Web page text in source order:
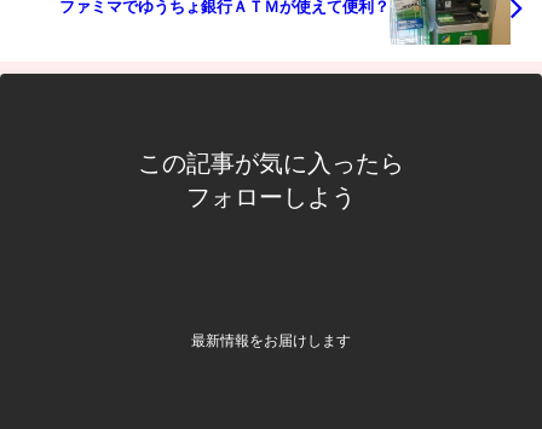
ファミマでゆうちょ銀行ＡＴＭが使えて便利？
この記事が気に入ったら
フォローしよう
最新情報をお届けします